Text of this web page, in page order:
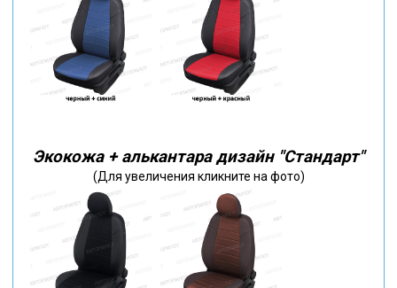
Экокожа + алькантара дизайн "Стандарт"
(Для увеличения кликните на фото)